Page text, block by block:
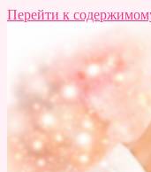
Перейти к